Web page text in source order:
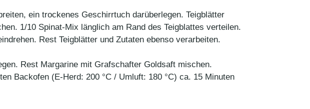
ein trockenes Geschirrtuch darüberlegen. Teigblätter
1/10 Spinat-Mix länglich am Rand des Teigblattes verteilen.
Rest Teigblätter und Zutaten ebenso verarbeiten.
Rest Margarine mit Grafschafter Goldsaft mischen.
Backofen (E-Herd: 200 °C / Umluft: 180 °C) ca. 15 Minuten